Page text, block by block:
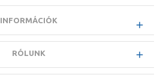
INFORMÁCIÓK
RÓLUNK